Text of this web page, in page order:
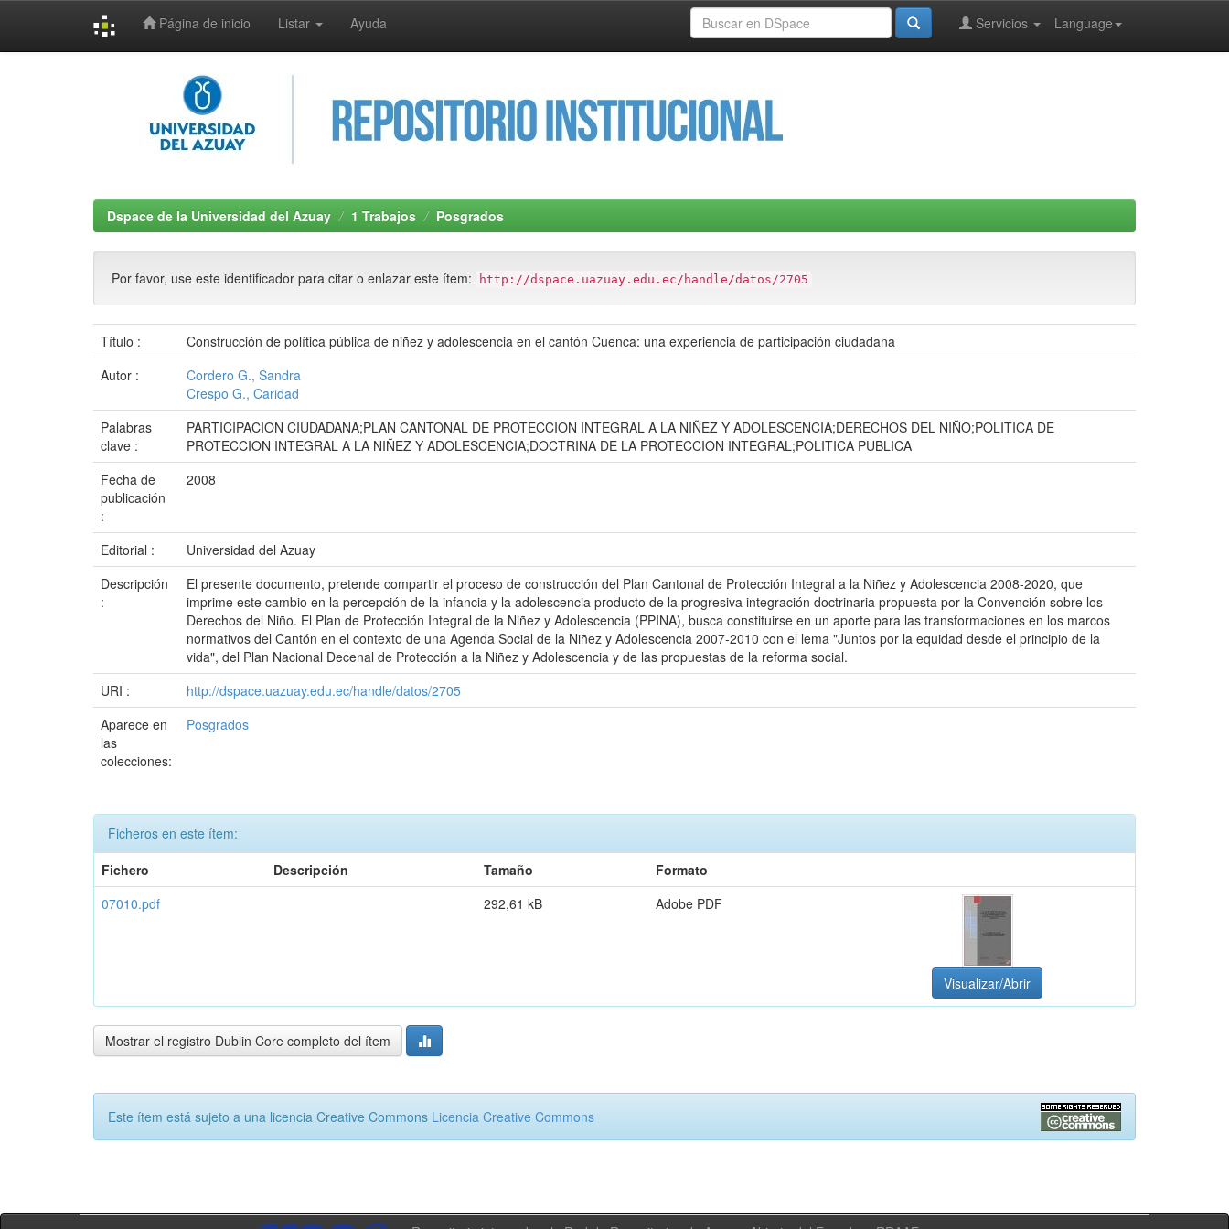
Página de inicio Listar Ayuda Language
Servicios
Dspace de la Universidad del Azuay 1 Trabajos Posgrados
Por favor, use este identificador para citar o enlazar este ítem: http://dspace.uazuay.edu.ec/handle/datos/2705
Título :
Construcción de política pública de niñez y adolescencia en el cantón Cuenca: una experiencia de participación ciudadana
Autor :
Cordero G., Sandra
Crespo G., Caridad
Palabras
clave :
PARTICIPACION CIUDADANA;PLAN CANTONAL DE PROTECCION INTEGRAL A LA NIÑEZ Y ADOLESCENCIA;DERECHOS DEL NIÑO;POLITICA DE
PROTECCION INTEGRAL A LA NIÑEZ Y ADOLESCENCIA;DOCTRINA DE LA PROTECCION INTEGRAL;POLITICA PUBLICA
Fecha de
publicación
:
2008
Editorial :
Universidad del Azuay
Descripción
:
El presente documento, pretende compartir el proceso de construcción del Plan Cantonal de Protección Integral a la Niñez y Adolescencia 2008-2020, que
imprime este cambio en la percepción de la infancia y la adolescencia producto de la progresiva integración doctrinaria propuesta por la Convención sobre los
Derechos del Niño. El Plan de Protección Integral de la Niñez y Adolescencia (PPINA), busca constituirse en un aporte para las transformaciones en los marcos
normativos del Cantón en el contexto de una Agenda Social de la Niñez y Adolescencia 2007-2010 con el lema "Juntos por la equidad desde el principio de la
vida", del Plan Nacional Decenal de Protección a la Niñez y Adolescencia y de las propuestas de la reforma social.
URI :
http://dspace.uazuay.edu.ec/handle/datos/2705
Aparece en
las
colecciones:
Posgrados
Ficheros en este ítem:
Fichero
Descripción Tamaño
Formato
07010.pdf
292,61 kB Adobe PDF
Visualizar/Abrir
Mostrar el registro Dublin Core completo del ítem
Este ítem está sujeto a una licencia Creative Commons Licencia Creative Commons